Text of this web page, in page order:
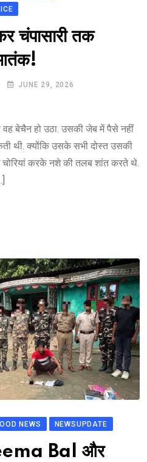
चंपासारी तक
JUNE 29, 2026
बेचैन हो उठा. उसकी जेब में पैसे नहीं
थी. क्योंकि उसके सभी दोस्त उसकी
चोरियां करके नशे की तलब शांत करते थे.
NEWS NEWSUPDATE
Bal और